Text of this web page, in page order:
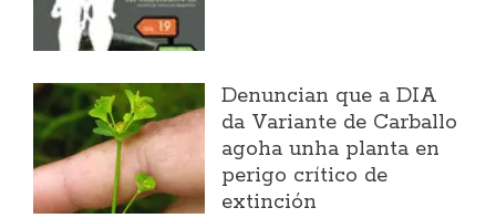
Denuncian que a DIA
da Variante de Carballo
agoha unha planta en
perigo crítico de
extinción